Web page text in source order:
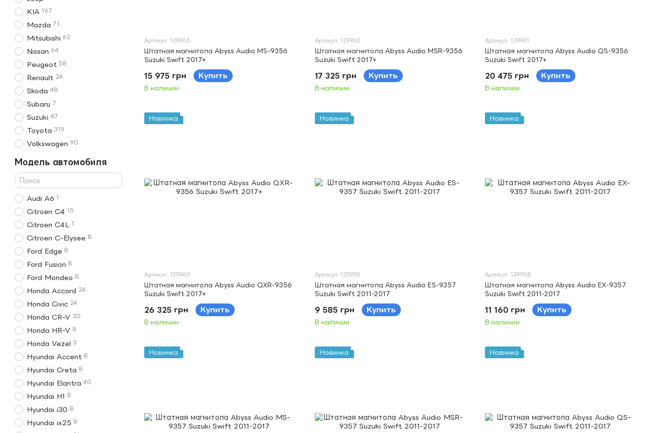
Артикул: 129963
Штатная магнитола Abyss Audio MS-9356
Suzuki Swift 2017+
15 975 грн Купить
В наличии
Артикул: 129962
Штатная магнитола Abyss Audio MSR-9356
Suzuki Swift 2017+
17 325 грн Купить
В наличии
Артикул: 129961
Штатная магнитола Abyss Audio QS-9356
Suzuki Swift 2017+
20 475 грн Купить
В наличии
Новинка
Артикул: 129960
Штатная магнитола Abyss Audio QXR-9356
Suzuki Swift 2017+
26 325 грн Купить
В наличии
Новинка
Артикул: 129959
Штатная магнитола Abyss Audio ES-9357
Suzuki Swift 2011-2017
9 585 грн Купить
В наличии
Новинка
Артикул: 129958
Штатная магнитола Abyss Audio EX-9357
Suzuki Swift 2011-2017
11 160 грн Купить
В наличии
Новинка Новинка Новинка
KIA 167
Mazda 71
Mitsubishi 62
Nissan 64
Peugeot 58
Renault 24
Skoda 48
Subaru 7
Suzuki 47
Toyota 319
Volkswagen 90
Модель автомобиля
Audi A6 1
Citroen C4 15
Citroen C4L 1
Citroen C-Elysee 8
Ford Edge 8
Ford Fusion 8
Ford Mondeo 8
Honda Accord 24
Honda Civic 24
Honda CR-V 30
Honda HR-V 8
Honda Vezel 3
Hyundai Accent 8
Hyundai Creta 8
Hyundai Elantra 40
Hyundai H1 8
Hyundai i30 8
Hyundai ix25 8